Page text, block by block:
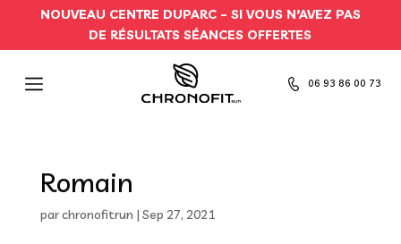
NOUVEAU CENTRE DUPARC – SI VOUS N’AVEZ PAS
DE RÉSULTATS SÉANCES OFFERTES
06 93 86 00 73
Romain
parchronofitrun | Sep 27, 2021